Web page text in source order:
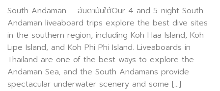
South Andaman – อันดามันใต้Our 4 and 5-night South
Andaman liveaboard trips explore the best dive sites
in the southern region, including Koh Haa Island, Koh
Lipe Island, and Koh Phi Phi Island. Liveaboards in
Thailand are one of the best ways to explore the
Andaman Sea, and the South Andamans provide
spectacular underwater scenery and some […]